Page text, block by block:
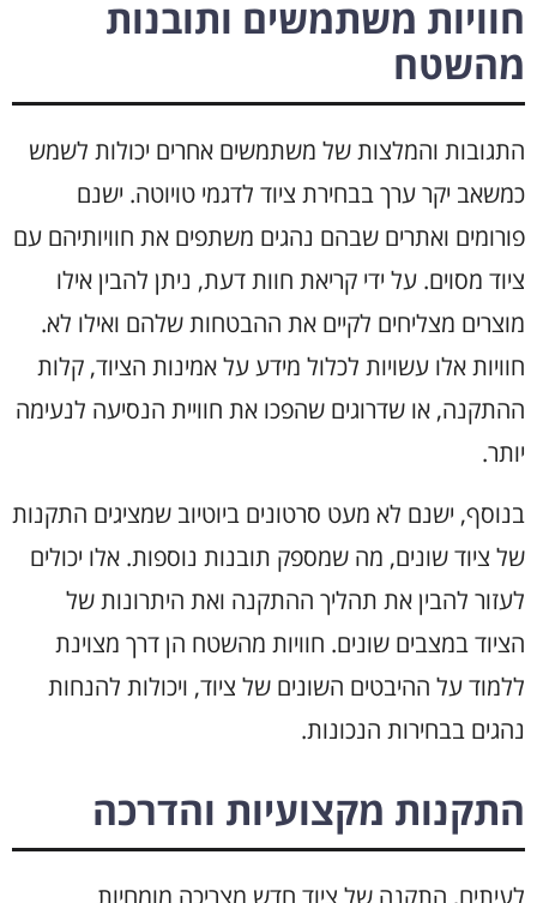
חוויות משתמשים ותובנות
מהשטח
התגובות והמלצות של משתמשים אחרים יכולות לשמש
כמשאב יקר ערך בבחירת ציוד לדגמי טויוטה. ישנם
פורומים ואתרים שבהם נהגים משתפים את חוויותיהם עם
ציוד מסוים. על ידי קריאת חוות דעת, ניתן להבין אילו
מוצרים מצליחים לקיים את ההבטחות שלהם ואילו לא.
חוויות אלו עשויות לכלול מידע על אמינות הציוד, קלות
ההתקנה, או שדרוגים שהפכו את חוויית הנסיעה לנעימה
יותר.
בנוסף, ישנם לא מעט סרטונים ביוטיוב שמציגים התקנות
של ציוד שונים, מה שמספק תובנות נוספות. אלו יכולים
לעזור להבין את תהליך ההתקנה ואת היתרונות של
הציוד במצבים שונים. חוויות מהשטח הן דרך מצוינת
ללמוד על ההיבטים השונים של ציוד, ויכולות להנחות
נהגים בבחירות הנכונות.
התקנות מקצועיות והדרכה
לעיתים, התקנה של ציוד חדש מצריכה מומחיות